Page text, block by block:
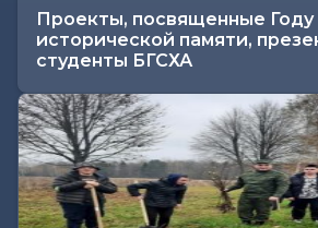
Проекты, посвященные Году
исторической памяти,
студенты БГСХА